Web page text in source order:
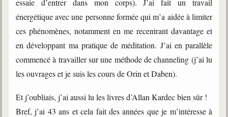
essaie d’entrer dans mon corps). J’ai fait un travail
énergétique avec une personne formée qui m’a aidée à limiter
ces phénomènes, notamment en me recentrant davantage et
en développant ma pratique de méditation. J’ai en parallèle
commencé à travailler sur une méthode de channeling (j’ai lu
les ouvrages et je suis les cours de Orin et Daben).
Et j’oubliais, j’ai aussi lu les livres d’Allan Kardec bien sûr !
Bref, j’ai 43 ans et cela fait des années que je m’intéresse à